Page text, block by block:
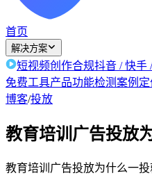
首页
解决方案
短视频创作合规抖音 / 快手
免费工具产品功能检测案例
博客/投放
教育培训广告投放
教育培训广告投放为什么一